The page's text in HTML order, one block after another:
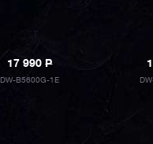
17 990P
DW-B5600G-1E